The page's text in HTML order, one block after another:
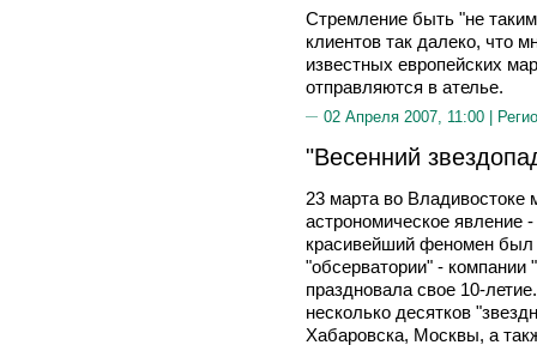
Стремление быть "не
клиентов так далеко, что
известных европейских
отправляются в ателье.
02 Апреля 2007, 11:00 |
"Весенний
23 марта во
астрономическое явление
красивейший феномен был
"обсерватории" - компании
праздновала свое 10-
несколько десятков
Хабаровска, Москвы, а